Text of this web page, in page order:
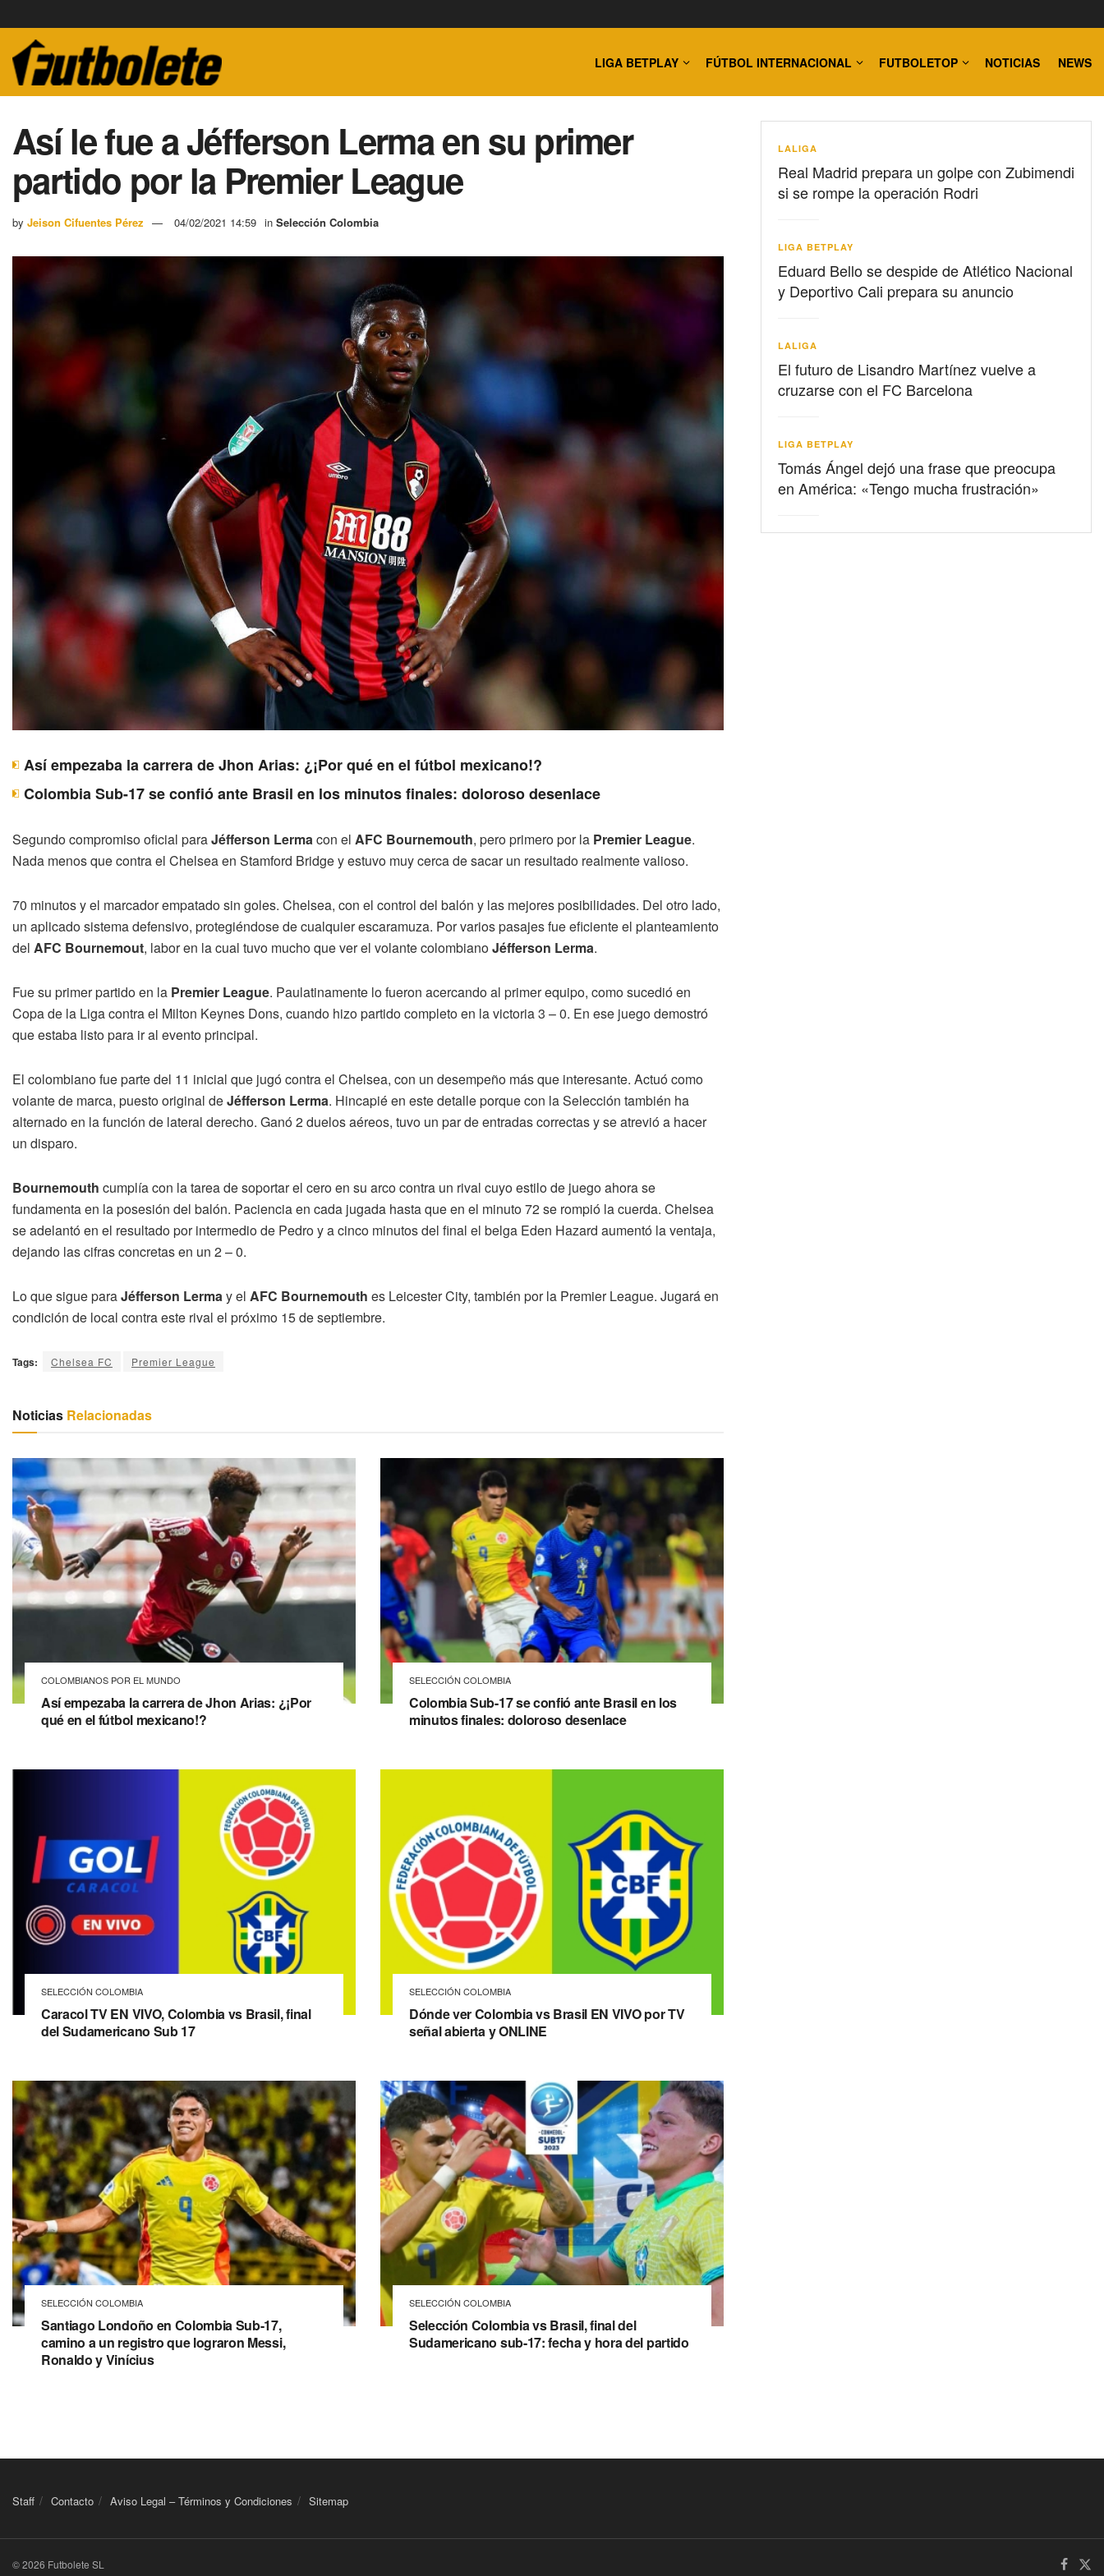
LIGA BETPLAY FÚTBOL INTERNACIONAL FUTBOLETOP NOTICIAS NEWS
Así le fue a Jéfferson Lerma en su primer
partido por la Premier League
by Jeison Cifuentes Pérez 04/02/2021 14:59 in Selección Colombia
Así empezaba la carrera de Jhon Arias: ¿¡Por qué en el fútbol mexicano!?
Colombia Sub-17 se confió ante Brasil en los minutos finales: doloroso desenlace
Segundo compromiso oficial paraJéfferson Lermacon el AFC Bournemouth, pero primero por la Premier League.
Nada menos que contra el Chelsea en Stamford Bridge y estuvo muy cerca de sacar un resultado realmente valioso.
70 minutos y el marcador empatado sin goles. Chelsea, con el control del balón y las mejores posibilidades. Del otro lado,
un aplicado sistema defensivo, protegiéndose de cualquier escaramuza. Por varios pasajes fue eficiente el planteamiento
del AFC Bournemout, labor en la cual tuvo mucho que ver el volante colombianoJéfferson Lerma.
Fue su primer partido en la Premier League. Paulatinamente lo fueron acercando al primer equipo, como sucedió en
Copa de la Liga contra el Milton Keynes Dons, cuando hizo partido completo en la victoria 3 – 0. En ese juego demostró
que estaba listo para ir al evento principal.
El colombiano fue parte del 11 inicial que jugó contra el Chelsea, con un desempeño más que interesante. Actuó como
volante de marca, puesto original deJéfferson Lerma. Hincapié en este detalle porque con la Selección también ha
alternado en la función de lateral derecho. Ganó 2 duelos aéreos, tuvo un par de entradas correctas y se atrevió a hacer
un disparo.
Bournemouth cumplía con la tarea de soportar el cero en su arco contra un rival cuyo estilo de juego ahora se
fundamenta en la posesión del balón. Paciencia en cada jugada hasta que en el minuto 72 se rompió la cuerda. Chelsea
se adelantó en el resultado por intermedio de Pedro y a cinco minutos del final el belga Eden Hazard aumentó la ventaja,
dejando las cifras concretas en un 2 – 0.
Lo que sigue paraJéfferson Lermay el AFC Bournemouth es Leicester City, también por la Premier League. Jugará en
condición de local contra este rival el próximo 15 de septiembre.
Tags: Chelsea FC Premier League
Noticias Relacionadas
COLOMBIANOS POR EL MUNDO
Así empezaba la carrera de Jhon Arias: ¿¡Por
qué en el fútbol mexicano!?
SELECCIÓN COLOMBIA
Colombia Sub-17 se confió ante Brasil en los
minutos finales: doloroso desenlace
SELECCIÓN COLOMBIA
Caracol TV EN VIVO, Colombia vs Brasil, final
del Sudamericano Sub 17
SELECCIÓN COLOMBIA
Dónde ver Colombia vs Brasil EN VIVO por TV
señal abierta y ONLINE
SELECCIÓN COLOMBIA
Santiago Londoño en Colombia Sub-17,
camino a un registro que lograron Messi,
Ronaldo y Vinícius
SELECCIÓN COLOMBIA
Selección Colombia vs Brasil, final del
Sudamericano sub-17: fecha y hora del partido
LALIGA
Real Madrid prepara un golpe con Zubimendi
si se rompe la operación Rodri
LIGA BETPLAY
Eduard Bello se despide de Atlético Nacional
y Deportivo Cali prepara su anuncio
LALIGA
El futuro de Lisandro Martínez vuelve a
cruzarse con el FC Barcelona
LIGA BETPLAY
Tomás Ángel dejó una frase que preocupa
en América: «Tengo mucha frustración»
Staff Contacto Aviso Legal – Términos y Condiciones Sitemap
© 2026 Futbolete SL